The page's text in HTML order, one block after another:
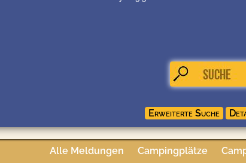
Alle Meldungen Campingplätze